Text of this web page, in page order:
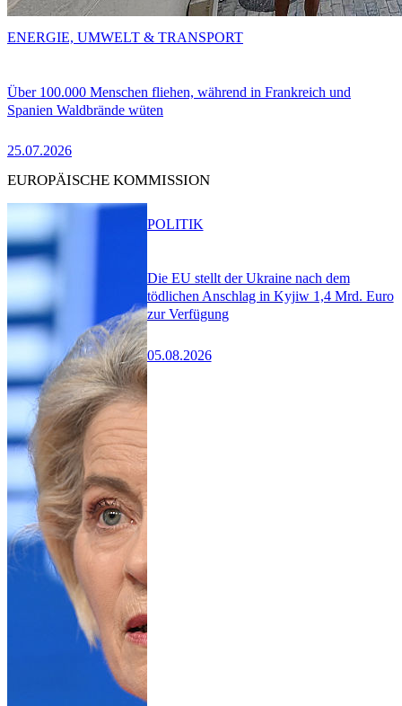
Über 100.000 Menschen fliehen, während in Frankreich und
Spanien Waldbrände wüten
25.07.2026
ENERGIE, UMWELT & TRANSPORT
EUROPÄISCHE KOMMISSION
Die EU stellt der Ukraine nach dem
tödlichen Anschlag in Kyjiw 1,4 Mrd. Euro
zur Verfügung
05.08.2026
POLITIK